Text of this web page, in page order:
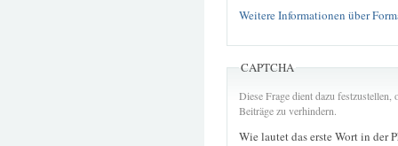
Weitere Informationen über
CAPTCHA
Diese Frage dient dazu
Beiträge zu verhindern.
Wie lautet das erste Wort in der